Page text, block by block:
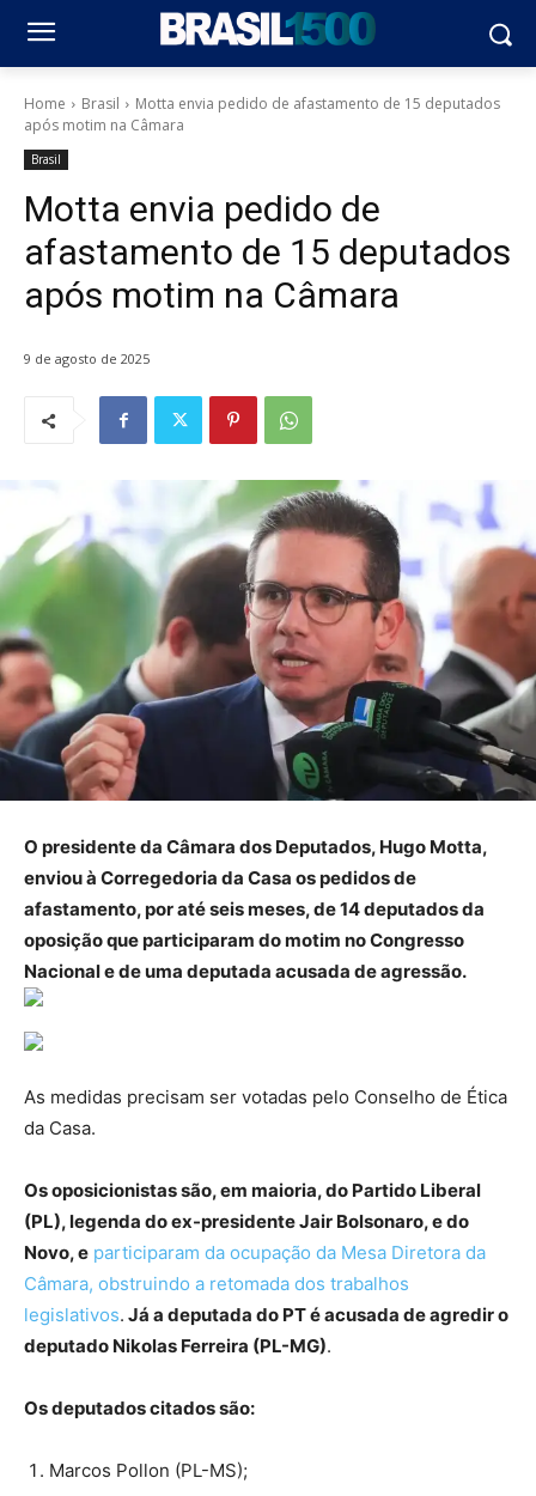
Home Brasil
Motta envia pedido de afastamento de 15 deputados
após motim na Câmara
Brasil
Motta envia pedido de
afastamento de 15 deputados
após motim na Câmara
9 de agosto de 2025
O presidente da Câmara dos Deputados, Hugo Motta,
enviou à Corregedoria da Casa os pedidos de
afastamento, por até seis meses, de 14 deputados da
oposição que participaram do motim no Congresso
Nacional e de uma deputada acusada de agressão.
As medidas precisam ser votadas pelo Conselho de Ética
da Casa.
Os oposicionistas são, em maioria, do Partido Liberal
(PL), legenda do ex-presidente Jair Bolsonaro, e do
Novo, e participaram da ocupação da Mesa Diretora da
Câmara, obstruindo a retomada dos trabalhos
legislativos. Já a deputada do PT é acusada de agredir o
deputado Nikolas Ferreira (PL-MG).
Os deputados citados são:
Marcos Pollon (PL-MS);